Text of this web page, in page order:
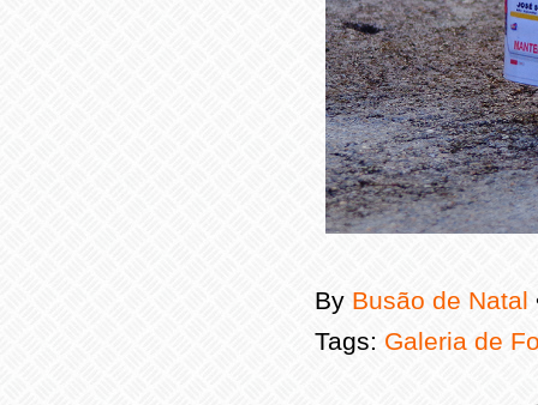
By Busão de Natal
Tags: Galeria de